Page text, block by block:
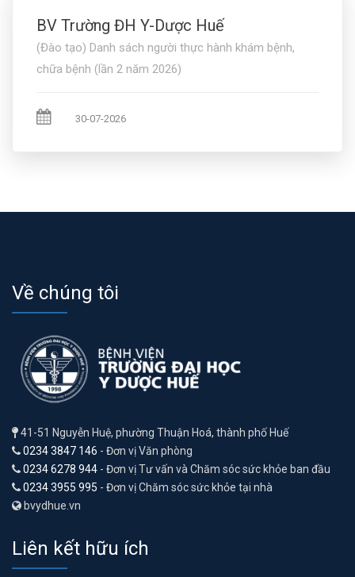
BV Trường ĐH Y-Dược Huế
(Đào tạo) Danh sách người thực hành khám bệnh,
chữa bệnh (lần 2 năm 2026)
30-07-2026
Về chúng tôi
41-51 Nguyễn Huệ, phường Thuận Hoá, thành phố Huế
0234 3847 146 - Đơn vị Văn phòng
0234 6278 944 - Đơn vị Tư vấn và Chăm sóc sức khỏe ban đầu
0234 3955 995 - Đơn vị Chăm sóc sức khỏe tại nhà
bvydhue.vn
Liên kết hữu ích